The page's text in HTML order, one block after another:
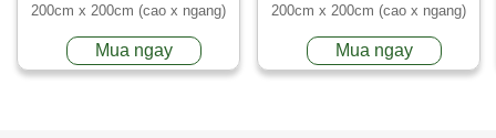
200cm x 200cm (cao x ngang)
Mua ngay
200cm x 200cm (cao x ngang)
Mua ngay